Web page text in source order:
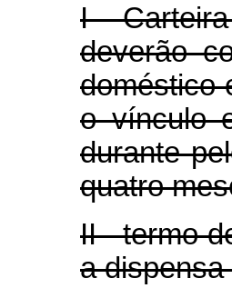
I -
deverão
doméstico
o vínculo
durante
quatro
II - termo
a